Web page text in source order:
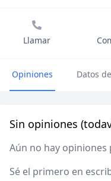
Llamar
Opiniones Datos
Sin opiniones
Aún no hay opiniones
Sé el primero en